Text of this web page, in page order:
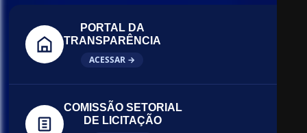
PORTAL DA
TRANSPARÊNCIA
ACESSAR →
COMISSÃO SETORIAL
DE LICITAÇÃO